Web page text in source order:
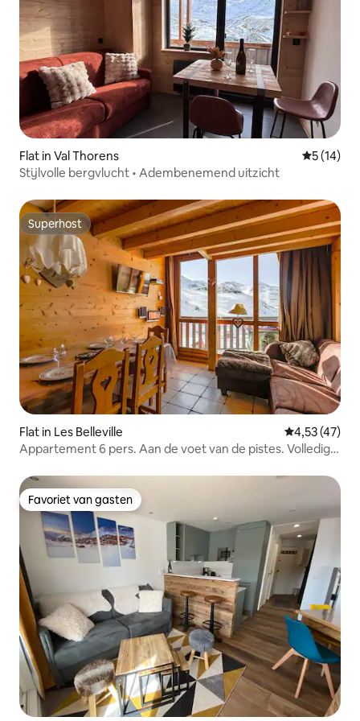
Flat in Val Thorens
5 (14)
Stijlvolle bergvlucht • Adembenemend uitzicht
Superhost
Superhost
Flat in Les Belleville Gemiddelde
4,53 (47)
Appartement 6 pers. Aan de voet van de pistes. Volledig
Favoriet van gasten
Favoriet van gasten